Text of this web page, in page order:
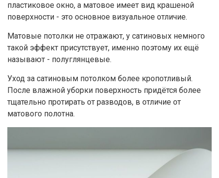
пластиковое окно, а матовое имеет вид крашеной
поверхности - это основное визуальное отличие.
Матовые потолки не отражают, у сатиновых немного
такой эффект присутствует, именно поэтому их ещё
называют - полуглянцевые.
Уход за сатиновым потолком более кропотливый.
После влажной уборки поверхность придётся более
тщательно протирать от разводов, в отличие от
матового полотна.